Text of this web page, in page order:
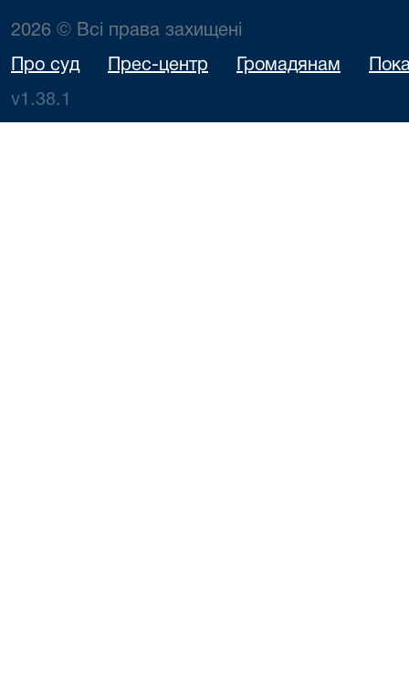
2026 © Всі права захищені
Про суд Прес-центр Громадянам
v1.38.1